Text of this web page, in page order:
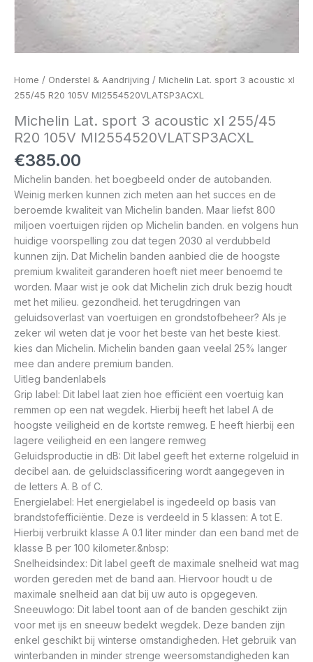
Home / Onderstel & Aandrijving / Michelin Lat. sport 3 acoustic xl
255/45 R20 105V MI2554520VLATSP3ACXL
Michelin Lat. sport 3 acoustic xl 255/45
R20 105V MI2554520VLATSP3ACXL
€385.00
Michelin banden. het boegbeeld onder de autobanden.
Weinig merken kunnen zich meten aan het succes en de
beroemde kwaliteit van Michelin banden. Maar liefst 800
miljoen voertuigen rijden op Michelin banden. en volgens hun
huidige voorspelling zou dat tegen 2030 al verdubbeld
kunnen zijn. Dat Michelin banden aanbied die de hoogste
premium kwaliteit garanderen hoeft niet meer benoemd te
worden. Maar wist je ook dat Michelin zich druk bezig houdt
met het milieu. gezondheid. het terugdringen van
geluidsoverlast van voertuigen en grondstofbeheer? Als je
zeker wil weten dat je voor het beste van het beste kiest.
kies dan Michelin. Michelin banden gaan veelal 25% langer
mee dan andere premium banden.
Uitleg bandenlabels
Grip label: Dit label laat zien hoe efficiënt een voertuig kan
remmen op een nat wegdek. Hierbij heeft het label A de
hoogste veiligheid en de kortste remweg. E heeft hierbij een
lagere veiligheid en een langere remweg
Geluidsproductie in dB: Dit label geeft het externe rolgeluid in
decibel aan. de geluidsclassificering wordt aangegeven in
de letters A. B of C.
Energielabel: Het energielabel is ingedeeld op basis van
brandstofefficiëntie. Deze is verdeeld in 5 klassen: A tot E.
Hierbij verbruikt klasse A 0.1 liter minder dan een band met de
klasse B per 100 kilometer.&nbsp:
Snelheidsindex: Dit label geeft de maximale snelheid wat mag
worden gereden met de band aan. Hiervoor houdt u de
maximale snelheid aan dat bij uw auto is opgegeven.
Sneeuwlogo: Dit label toont aan of de banden geschikt zijn
voor met ijs en sneeuw bedekt wegdek. Deze banden zijn
enkel geschikt bij winterse omstandigheden. Het gebruik van
winterbanden in minder strenge weersomstandigheden kan